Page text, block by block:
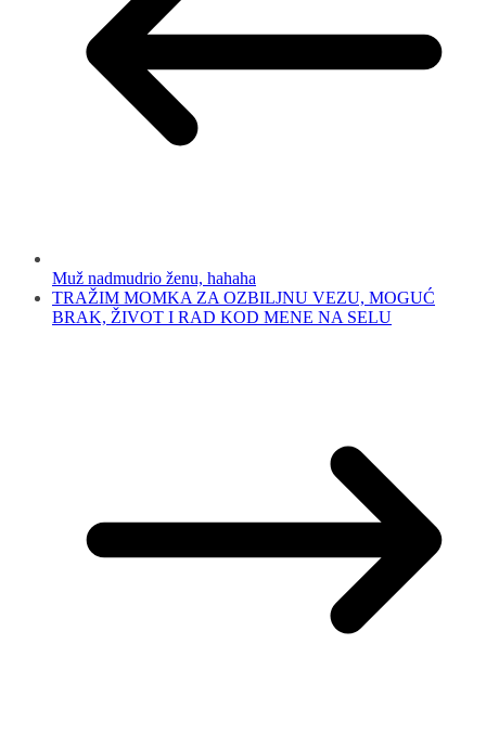
Muž nadmudrio ženu, hahaha
TRAŽIM MOMKA ZA OZBILJNU VEZU, MOGUĆ
BRAK, ŽIVOT I RAD KOD MENE NA SELU